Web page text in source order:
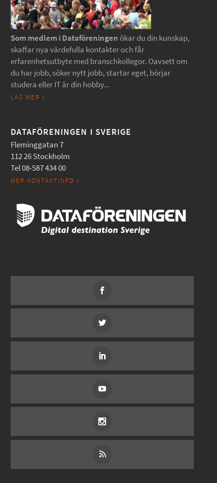
Som medlem i Dataföreningen ökar du din kunskap,
skaffar nya värdefulla kontakter och får
erfarenhetsutbyte med branschkollegor. Oavsett om
du har jobb, söker nytt jobb, startar eget, börjar
studera eller IT är din hobby...
LÄS MER »
DATAFÖRENINGEN I SVERIGE
Fleminggatan 7
112 26 Stockholm
Tel 08-587 434 00
MER KONTAKTINFO »